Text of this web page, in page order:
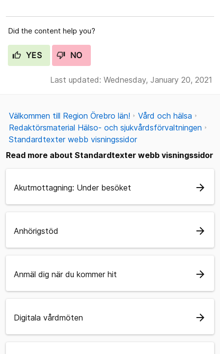
Did the content help you?
YES NO
Last updated: Wednesday, January 20, 2021
Välkommen till Region Örebro län!
Vård och hälsa
Redaktörsmaterial Hälso- och sjukvårdsförvaltningen
Standardtexter webb visningssidor
Read more about Standardtexter webb visningssidor
Akutmottagning: Under besöket arrow_forward
Anhörigstöd arrow_forward
Anmäl dig när du kommer hit arrow_forward
Digitala vårdmöten arrow_forward